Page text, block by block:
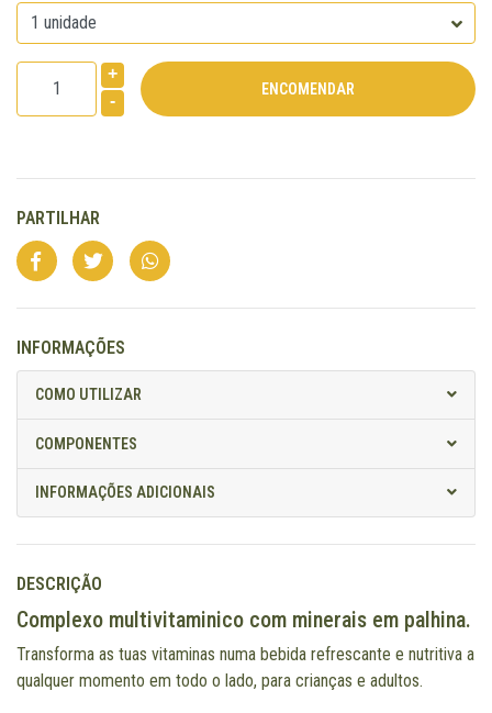
+
-
PARTILHAR
INFORMAÇÕES
COMO UTILIZAR
COMPONENTES
INFORMAÇÕES ADICIONAIS
DESCRIÇÃO
Complexo multivitaminico com minerais em palhina.
Transforma as tuas vitaminas numa bebida refrescante e nutritiva a
qualquer momento em todo o lado, para crianças e adultos.